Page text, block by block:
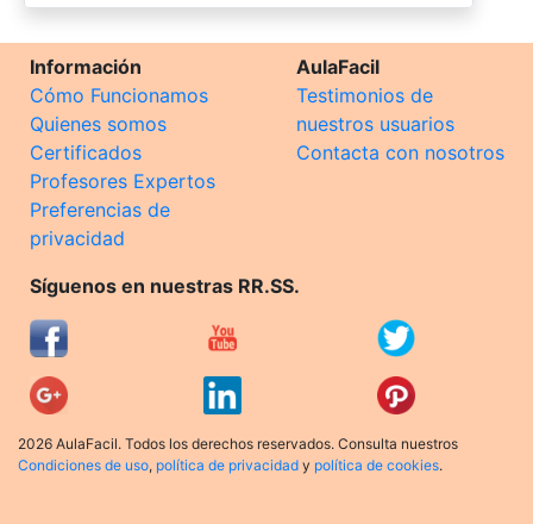
Información
Cómo Funcionamos
Quienes somos
Certificados
Profesores Expertos
Preferencias de
privacidad
AulaFacil
Testimonios de
nuestros usuarios
Contacta con nosotros
Síguenos en nuestras RR.SS.
2026 AulaFacil. Todos los derechos reservados. Consulta nuestros
Condiciones de uso, política de privacidad y política de cookies.